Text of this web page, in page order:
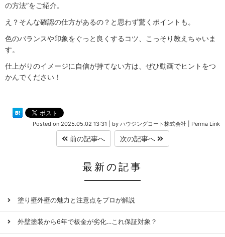
の方法”をご紹介。
え？そんな確認の仕方があるの？と思わず驚くポイントも。
色のバランスや印象をぐっと良くするコツ、こっそり教えちゃいま
す。
仕上がりのイメージに自信が持てない方は、ぜひ動画でヒントをつ
かんでください！
Posted on 2025.05.02 13:31 by ハウジングコート株式会社 Perma Link
前の記事へ 次の記事へ
最新の記事
塗り壁外壁の魅力と注意点をプロが解説
外壁塗装から6年で板金が劣化…これ保証対象？